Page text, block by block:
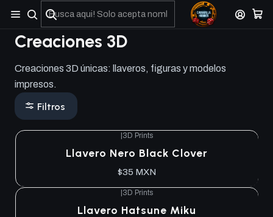
No olviden reportar sus depositos y transferencias por Whatsapp
Creaciones 3D
Creaciones 3D únicas: llaveros, figuras y modelos
impresos.
Filtros
3D Prints
Llavero Nero Black Clover
$35 MXN
|3D Prints
Llavero Hatsune Miku